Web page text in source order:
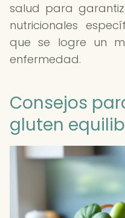
salud para
nutricionales
que se logre un
enfermedad.
Consejos
gluten